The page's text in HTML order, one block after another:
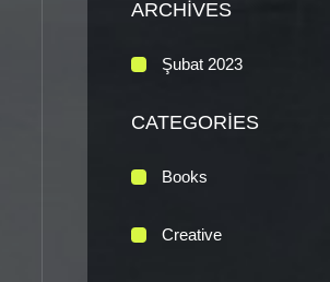
ARCHIVES
Şubat 2023
CATEGORIES
Books
Creative